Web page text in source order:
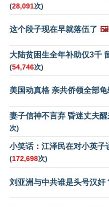
(28,091次)
这个段子现在早就落伍了 🖼️
大陆贫困生全年补助仅3千
(54,746次)
美国动真格 亲共侨领全部
妻子信神不言弃 昏迷丈夫
次)
小笑话：江泽民在对小英子
(172,698次)
刘亚洲与中共谁是头号汉奸